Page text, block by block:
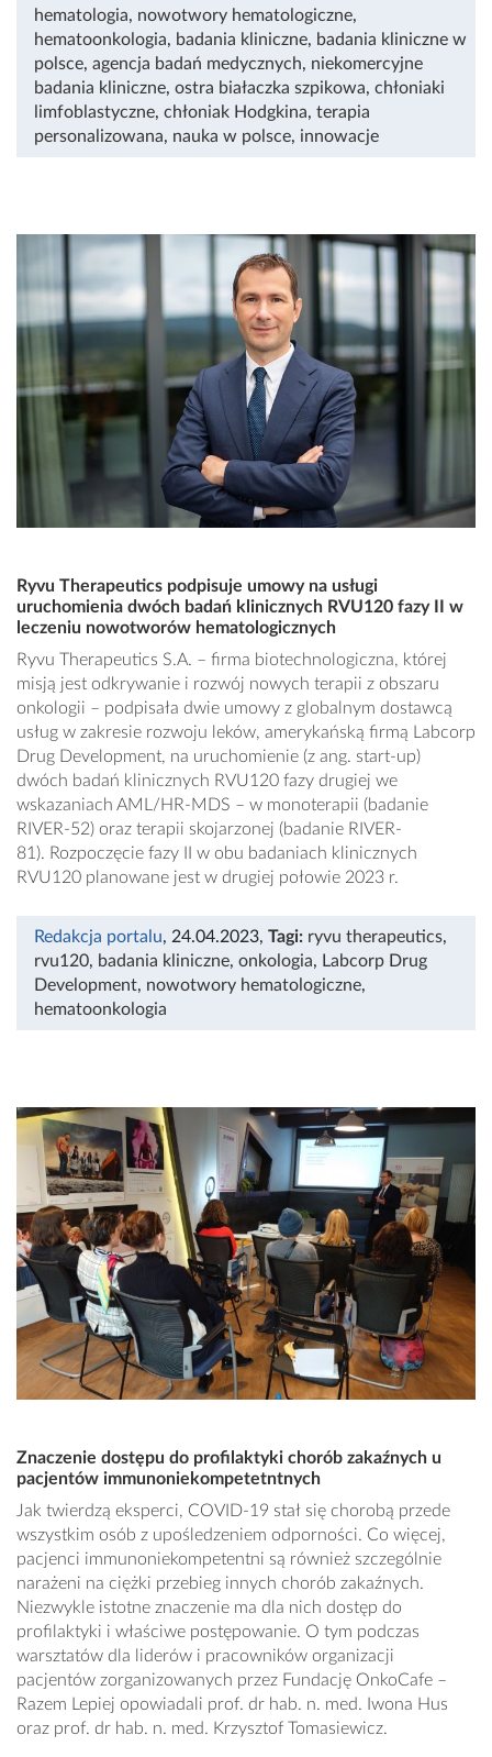
hematologia, nowotwory hematologiczne,
hematoonkologia, badania kliniczne, badania kliniczne w
polsce, agencja badań medycznych, niekomercyjne
badania kliniczne, ostra białaczka szpikowa, chłoniaki
limfoblastyczne, chłoniak Hodgkina, terapia
personalizowana, nauka w polsce, innowacje
Ryvu Therapeutics podpisuje umowy na usługi
uruchomienia dwóch badań klinicznych RVU120 fazy II w
leczeniu nowotworów hematologicznych
Ryvu Therapeutics S.A. – firma biotechnologiczna, której
misją jest odkrywanie i rozwój nowych terapii z obszaru
onkologii – podpisała dwie umowy z globalnym dostawcą
usług w zakresie rozwoju leków, amerykańską firmą Labcorp
Drug Development, na uruchomienie (z ang. start-up)
dwóch badań klinicznych RVU120 fazy drugiej we
wskazaniach AML/HR-MDS – w monoterapii (badanie
RIVER-52) oraz terapii skojarzonej (badanie RIVER-
81). Rozpoczęcie fazy II w obu badaniach klinicznych
RVU120 planowane jest w drugiej połowie 2023 r.
Redakcja portalu, 24.04.2023, Tagi: ryvu therapeutics,
rvu120, badania kliniczne, onkologia, Labcorp Drug
Development, nowotwory hematologiczne,
hematoonkologia
Znaczenie dostępu do profilaktyki chorób zakaźnych u
pacjentów immunoniekompetetntnych
Jak twierdzą eksperci, COVID-19 stał się chorobą przede
wszystkim osób z upośledzeniem odporności. Co więcej,
pacjenci immunoniekompetentni są również szczególnie
narażeni na ciężki przebieg innych chorób zakaźnych.
Niezwykle istotne znaczenie ma dla nich dostęp do
profilaktyki i właściwe postępowanie. O tym podczas
warsztatów dla liderów i pracowników organizacji
pacjentów zorganizowanych przez Fundację OnkoCafe –
Razem Lepiej opowiadali prof. dr hab. n. med. Iwona Hus
oraz prof. dr hab. n. med. Krzysztof Tomasiewicz.